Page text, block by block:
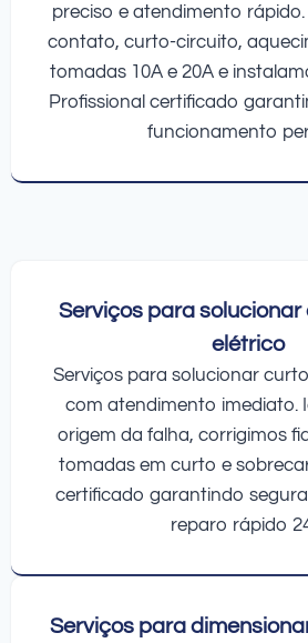
preciso e atendimento
contato, curto-circuito,
tomadas 10A e 20A e
Profissional certificado
funcionamento
Serviços para
elétrico
Serviços para solucionar
com atendimento imediato.
origem da falha, corrigimos
tomadas em curto e
certificado garantindo
reparo rápido
Serviços para